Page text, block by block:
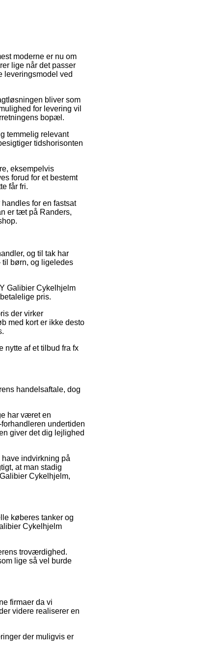
moderne er nu om
lige når det passer
leveringsmodel ved
bliver som
for levering vil
bopæl.
temmelig relevant
tidshorisonten
eksempelvis
forud for et bestemt
får fri.
for en fastsat
er tæt på Randers,
og til tak har
til børn, og ligeledes
Galibier Cykelhjelm
pris.
der virker
med kort er ikke desto
nytte af et tilbud fra fx
handelsaftale, dog
har været en
undertiden
giver det dig lejlighed
have indvirkning på
at man stadig
Cykelhjelm,
køberes tanker og
Cykelhjelm
troværdighed.
lige så vel burde
firmaer da vi
videre realiserer en
der muligvis er